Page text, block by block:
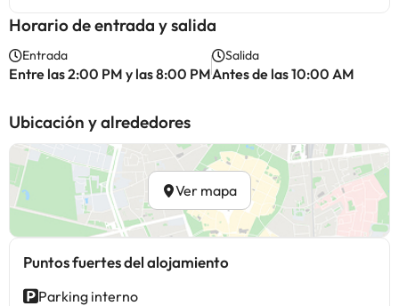
Horario de entrada y salida
Entrada
Entre las 2:00 PM y las 8:00 PM
Salida
Antes de las 10:00 AM
Ubicación y alrededores
Ver mapa
Puntos fuertes del alojamiento
Parking interno